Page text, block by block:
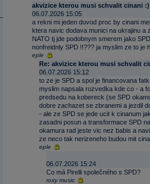
akvizice kterou musi schvalit cinani :)
06.07.2026 15:05
a rekni mi jeden duvod proc by cinani
ktera navic dodava munici na ukrajinu a
NATO tj jde podobnym smerem jako
nonfreidnly SPD !!??? ja myslim ze to je
eple
Re: akvizice kterou musi schvalit
06.07.2026 15:12
to ze je SPD a spol je financovana
myslim napsala rozvedka kde co - a
predsedu na kobereck (se SPD
dobre zachazet se zbranemi a jezdil
- ale ze SPD se jede ucit k cinanum
zasadni posun a transformace SPD
okamura rad jeste vic nez babis a
ze neco tak nerizeneho budou mit
eple
06.07.2026 15:24
Co má Pirelli společného s SPD?
roxy music